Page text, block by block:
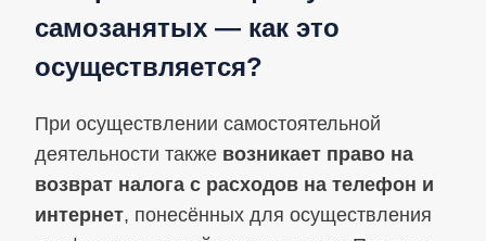
самозанятых — как это
осуществляется?
При осуществлении самостоятельной
деятельности также возникает право на
возврат налога с расходов на телефон и
интернет, понесённых для осуществления